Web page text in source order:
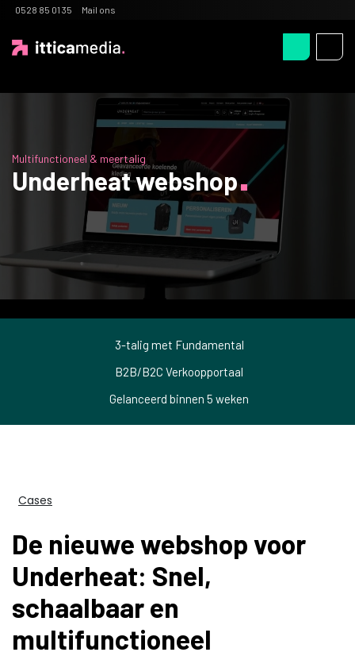
0528 85 01 35 Mail ons
Multifunctioneel & meertalig
Underheat webshop
3-talig met Fundamental
B2B/B2C Verkoopportaal
Gelanceerd binnen 5 weken
Cases
De nieuwe webshop voor
Underheat: Snel,
schaalbaar en
multifunctioneel